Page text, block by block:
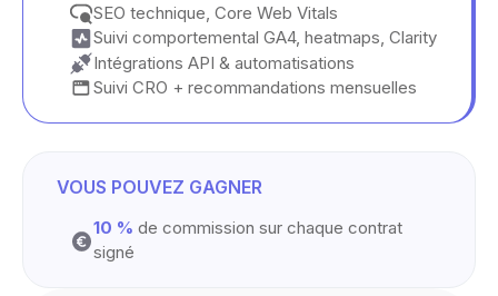
SEO technique, Core Web Vitals
Suivi comportemental GA4, heatmaps, Clarity
Intégrations API & automatisations
Suivi CRO + recommandations mensuelles
VOUS POUVEZ GAGNER
10 % de commission sur chaque contrat
signé